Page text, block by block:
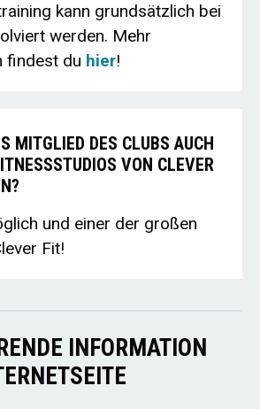
kann grundsätzlich bei
werden. Mehr
findest du hier!
MITGLIED DES CLUBS AUCH
VON CLEVER
und einer der großen
Fit!
INFORMATION